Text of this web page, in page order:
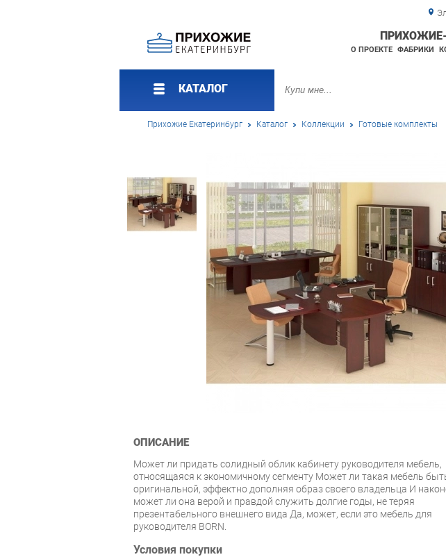
О ПРОЕКТЕ ФАБРИКИ
КАТАЛОГ
Прихожие Екатеринбург Каталог Коллекции Готовые комплекты
ОПИСАНИЕ
Может ли придать солидный облик кабинету руководителя мебель,
относящаяся к экономичному сегменту Может ли такая мебель
оригинальной, эффектно дополняя образ своего владельца И
может ли она верой и правдой служить долгие годы, не теряя
презентабельного внешнего вида Да, может, если это мебель для
руководителя BORN.
Условия покупки